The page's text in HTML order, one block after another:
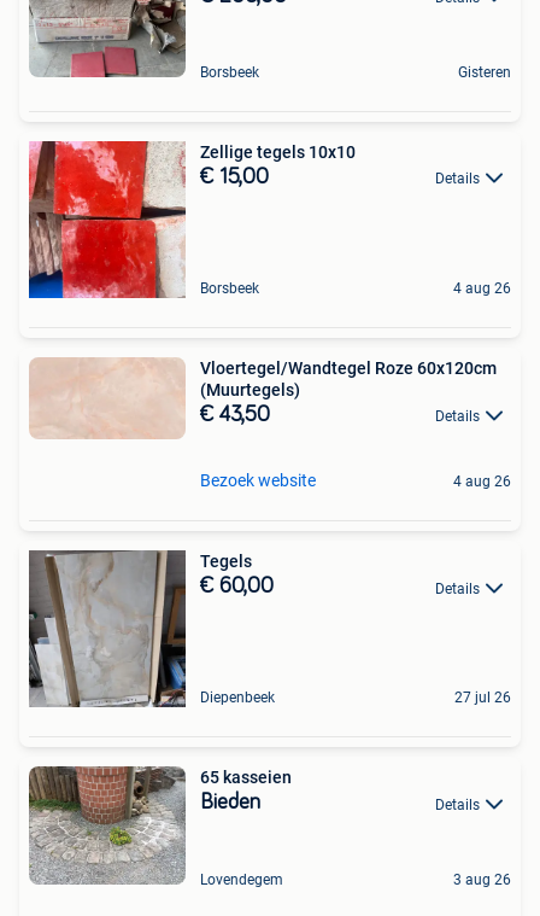
Borsbeek Gisteren
Zellige tegels 10x10
€ 15,00 Details
Borsbeek 4 aug 26
Vloertegel/Wandtegel Roze 60x120cm
(Muurtegels)
€ 43,50 Details
Bezoek website 4 aug 26
Tegels
€ 60,00 Details
Diepenbeek 27 jul 26
65 kasseien
Bieden Details
Lovendegem 3 aug 26